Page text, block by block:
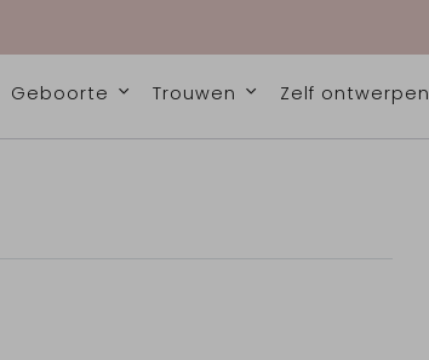
Geboorte Trouwen Zelf ontwerpen